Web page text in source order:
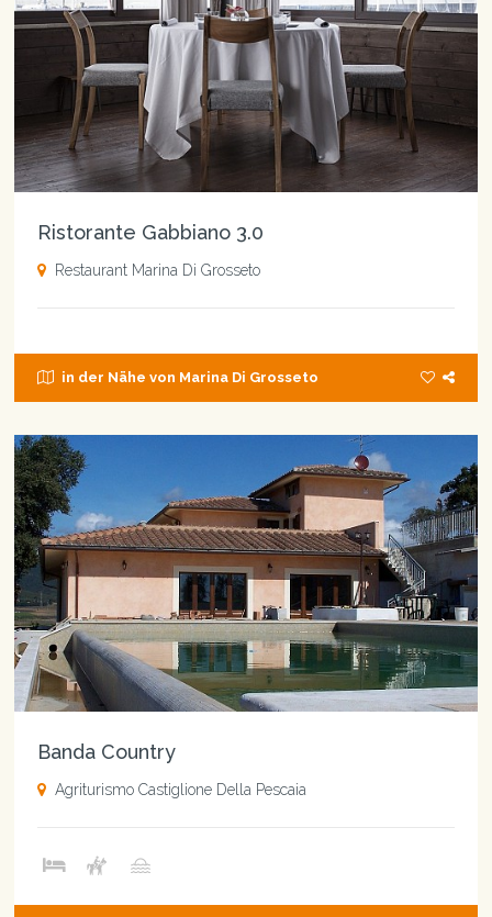
Ristorante Gabbiano 3.0
Restaurant Marina Di Grosseto
in der Nähe von Marina Di Grosseto
Banda Country
Agriturismo Castiglione Della Pescaia